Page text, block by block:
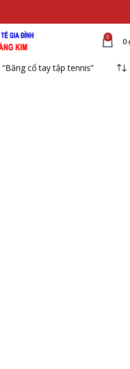
0 0
cổ tay tập tennis”